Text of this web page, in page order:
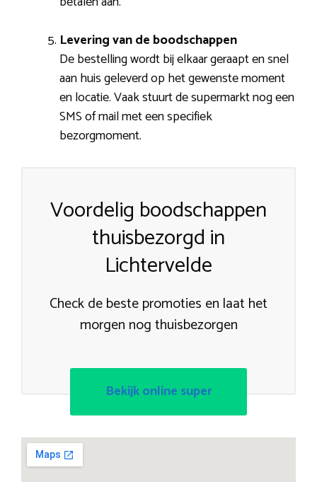
Levering van de boodschappen
De bestelling wordt bij elkaar geraapt en snel
aan huis geleverd op het gewenste moment
en locatie. Vaak stuurt de supermarkt nog een
SMS of mail met een specifiek
bezorgmoment.
Voordelig boodschappen
thuisbezorgd in
Lichtervelde
Check de beste promoties en laat het
morgen nog thuisbezorgen
Bekijk online super